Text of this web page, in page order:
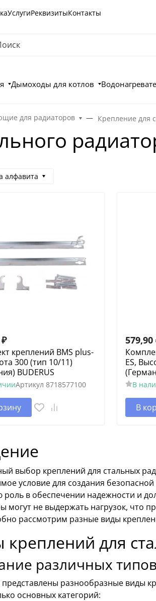
УслугиРеквизитыКонтакты
Дымоходы для котлов
для радиаторов Крепление для
алфавита
₽
креплений BMS plus-
300 (тип 10/11)
BUDERUS
Артикул 8718577100
579,90
ES,
В
В
выбор креплений для стальных
условие для создания
роль в обеспечении надежности и
могут не выдержать нагрузок, что
рассмотрим разные виды
креплений для
различных
разнообразные виды
основных категорий: